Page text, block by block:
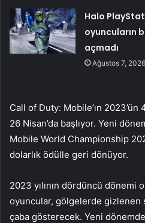
Halo
oyuncuların
açmadı
Ağustos 7, 2026
Call of Duty: Mobile’ın 2023’ün
26 Nisan’da başlıyor. Yeni
Mobile World Championship
dolarlık ödülle geri dönüyor.
2023 yılının dördüncü dönemi
oyuncular, gölgelerde gizlenen
çaba gösterecek. Yeni